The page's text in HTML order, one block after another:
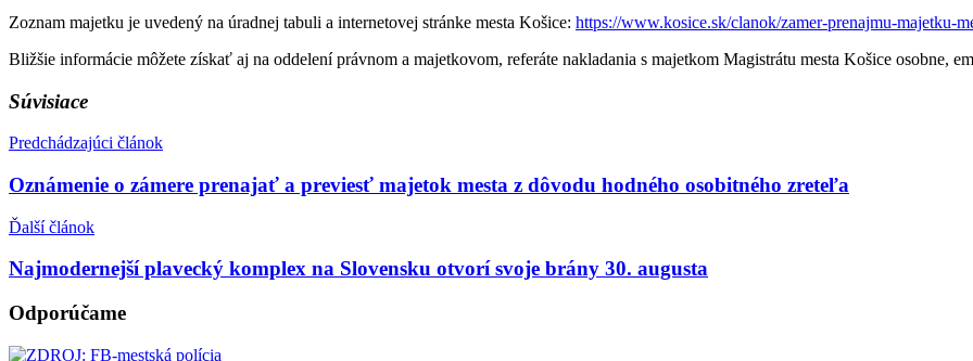
Zoznam majetku je uvedený na úradnej tabuli a internetovej stránke mesta Košice: https://www.kosice.sk/clanok/zamer-prenajmu-majetku-
Bližšie informácie môžete získať aj na oddelení právnom a majetkovom, referáte nakladania s majetkom Magistrátu mesta Košice osobne,
Súvisiace
Predchádzajúci článok
Oznámenie o zámere prenajať a previesť majetok mesta z dôvodu hodného osobitného zreteľa
Ďalší článok
Najmodernejší plavecký komplex na Slovensku otvorí svoje brány 30. augusta
Odporúčame